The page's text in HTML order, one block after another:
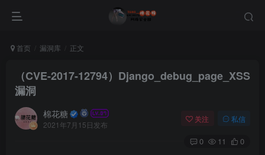
首页 漏洞库 正文
（CVE-2017-12794）Django_debug_page_XSS
漏洞
棉花糖
2021年7月15日发布
关注 私信
0 11 0